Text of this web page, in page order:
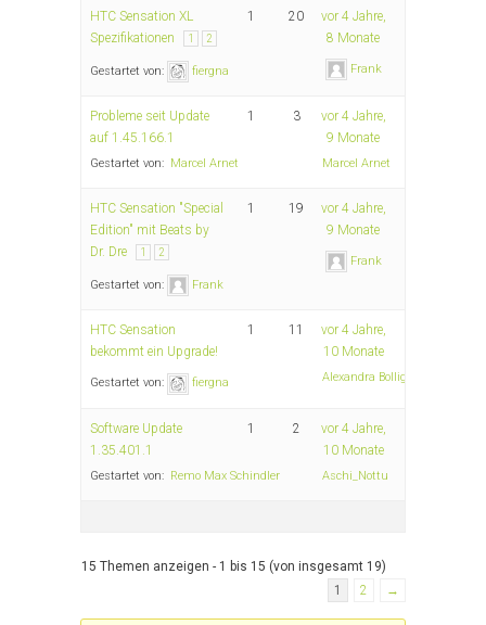
HTC Sensation XL
Spezifikationen
1 2
Gestartet von: fiergna
1 20
vor 4 Jahre,
8 Monate
Frank
Probleme seit Update
auf 1.45.166.1
Gestartet von: Marcel Arnet
1 3
vor 4 Jahre,
9 Monate
Marcel Arnet
HTC Sensation "Special
Edition" mit Beats by
Dr. Dre
1 2
Gestartet von: Frank
1 19
vor 4 Jahre,
9 Monate
Frank
HTC Sensation
bekommt ein Upgrade!
Gestartet von: fiergna
1 11
vor 4 Jahre,
10 Monate
Alexandra Bolliger
Software Update
1.35.401.1
Gestartet von: Remo Max Schindler
1 2
vor 4 Jahre,
10 Monate
Aschi_Nottu
15 Themen anzeigen - 1 bis 15 (von insgesamt 19)
1
2 →